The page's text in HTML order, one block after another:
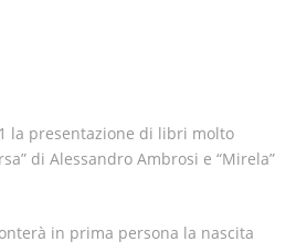
la presentazione di libri molto
di Alessandro Ambrosi e “Mirela”
in prima persona la nascita